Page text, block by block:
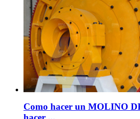
Como hacer un MOLINO